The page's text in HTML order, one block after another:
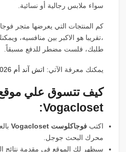
سواء ملابس رجالية أو نسائية.
كم المنتجات التي يعرضها متجر
،تقريبا هو الاكبر بين منافسيه،
طلبك، فلست مضطر للدفع مسبقاً.
يمكنك معرفة الآتي: اتش آند أم 2026.
كيف تتسوق علي
Vogacloset:
اكتب فوجاكلوست Vogacloset
محرك البحث جوجل.
سيظهر لك الموقع في مقدمة نتائج